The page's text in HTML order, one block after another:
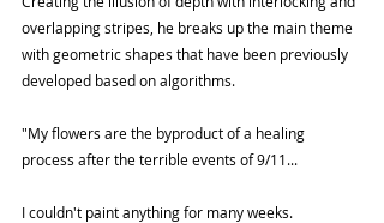
overlapping stripes, he breaks up the main theme
with geometric shapes that have been previously
developed based on algorithms.
"My flowers are the byproduct of a healing
process after the terrible events of 9/11...
I couldn't paint anything for many weeks.